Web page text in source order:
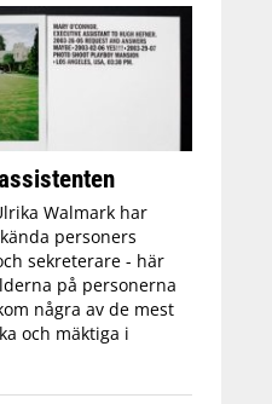
Walmark har
personers
sekreterare - här
på personerna
några av de mest
och mäktiga i